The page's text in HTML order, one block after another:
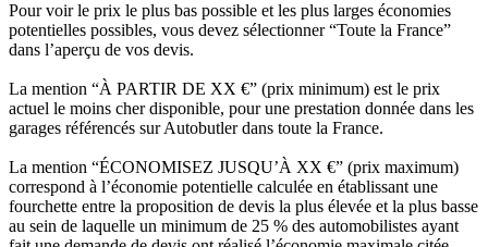
Pour voir le prix le plus bas possible et les plus larges économies
potentielles possibles, vous devez sélectionner “Toute la France”
dans l’aperçu de vos devis.
La mention “À PARTIR DE XX €” (prix minimum) est le prix
actuel le moins cher disponible, pour une prestation donnée dans les
garages référencés sur Autobutler dans toute la France.
La mention “ÉCONOMISEZ JUSQU’À XX €” (prix maximum)
correspond à l’économie potentielle calculée en établissant une
fourchette entre la proposition de devis la plus élevée et la plus basse
au sein de laquelle un minimum de 25 % des automobilistes ayant